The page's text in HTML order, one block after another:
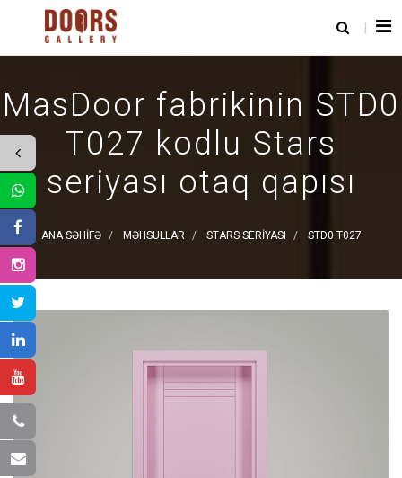
MasDoor fabrikinin STD0
T027 kodlu Stars
seriyası otaq qapısı
ANA SƏHIFƏ MƏHSULLAR STARS SERIYASI STD0 T027